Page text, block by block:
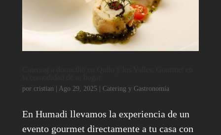
por cristian Ago 29, 2025| Catering y Gastronomía
En Humadi llevamos la experiencia de un
evento gourmet directamente a tu casa con